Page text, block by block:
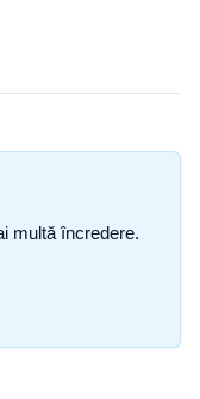
multă încredere.